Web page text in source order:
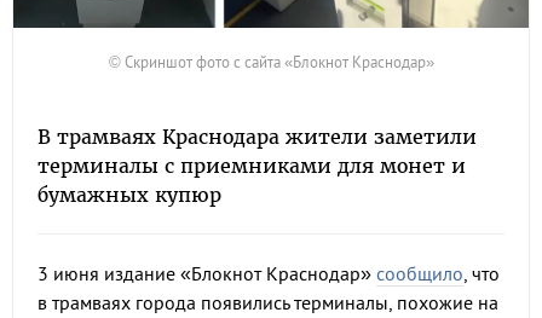
© Скриншот фото с сайта «Блокнот Краснодар»
В трамваях Краснодара жители заметили
терминалы с приемниками для монет и
бумажных купюр
3 июня издание «Блокнот Краснодар» сообщило, что
в трамваях города появились терминалы, похожие на